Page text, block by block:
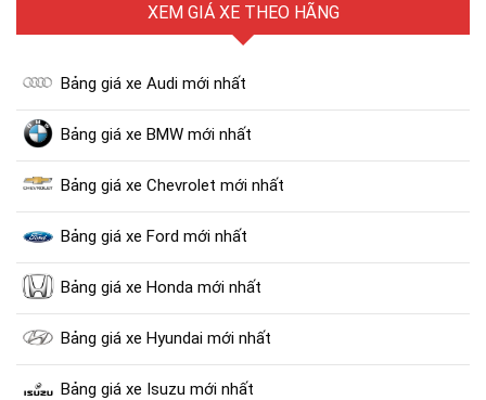
XEM GIÁ XE THEO HÃNG
Bảng giá xe Audi mới nhất
Bảng giá xe BMW mới nhất
Bảng giá xe Chevrolet mới nhất
Bảng giá xe Ford mới nhất
Bảng giá xe Honda mới nhất
Bảng giá xe Hyundai mới nhất
Bảng giá xe Isuzu mới nhất